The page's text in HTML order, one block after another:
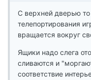
С верхней дверью
телепортирования
вращается вокруг
Ящики надо слега
сливаются и
соответствие